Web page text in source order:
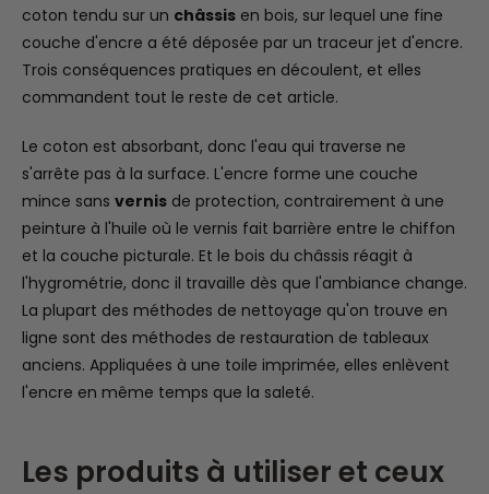
coton tendu sur un châssis en bois, sur lequel une fine
couche d'encre a été déposée par un traceur jet d'encre.
Trois conséquences pratiques en découlent, et elles
commandent tout le reste de cet article.
Le coton est absorbant, donc l'eau qui traverse ne
s'arrête pas à la surface. L'encre forme une couche
mince sans vernis de protection, contrairement à une
peinture à l'huile où le vernis fait barrière entre le chiffon
et la couche picturale. Et le bois du châssis réagit à
l'hygrométrie, donc il travaille dès que l'ambiance change.
La plupart des méthodes de nettoyage qu'on trouve en
ligne sont des méthodes de restauration de tableaux
anciens. Appliquées à une toile imprimée, elles enlèvent
l'encre en même temps que la saleté.
Les produits à utiliser et ceux